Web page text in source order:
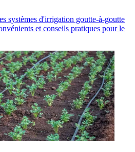
systèmes d'irrigation goutte-à-goutte
et conseils pratiques pour le